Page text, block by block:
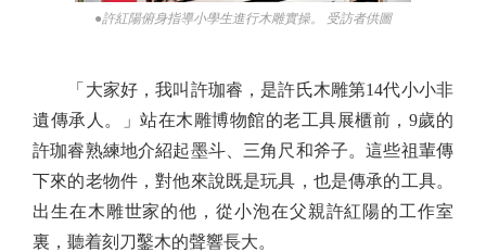
●許紅陽俯身指導小學生進行木雕實操。 受訪者供圖
「大家好，我叫許珈睿，是許氏木雕第14代小小非
遺傳承人。」站在木雕博物館的老工具展櫃前，9歲的
許珈睿熟練地介紹起墨斗、三角尺和斧子。這些祖輩傳
下來的老物件，對他來說既是玩具，也是傳承的工具。
出生在木雕世家的他，從小泡在父親許紅陽的工作室
裏，聽着刻刀鑿木的聲響長大。